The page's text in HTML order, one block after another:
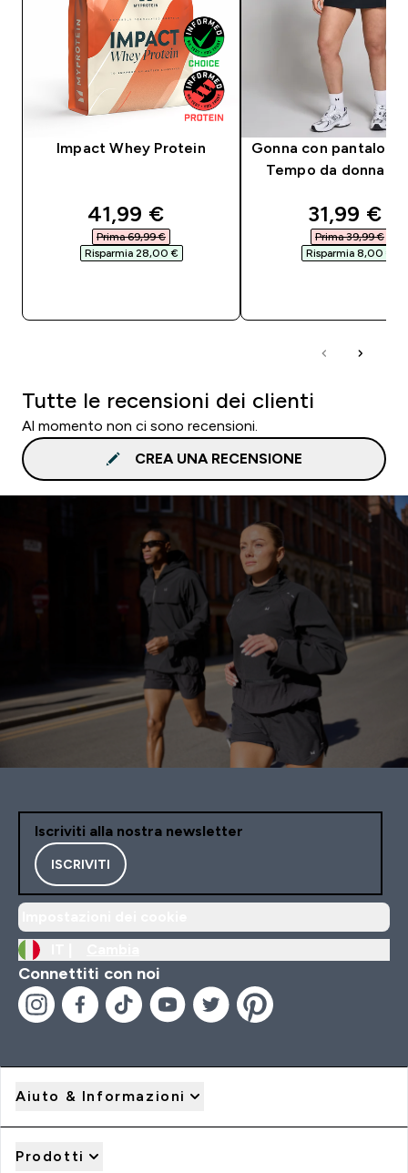
Impact Whey Protein
discounted price
41,99 €‎
Prima 69,99 €‎
Risparmia 28,00 €‎
Gonna con
Tempo da donna -
31,99 €‎
Prima 39,99 €‎
Risparmia 8,00 €‎
Tutte le recensioni dei clienti
Al momento non ci sono recensioni.
CREA UNA RECENSIONE
Iscriviti alla nostra newsletter
ISCRIVITI
Connettiti con noi
Aiuto & Informazioni
Prodotti